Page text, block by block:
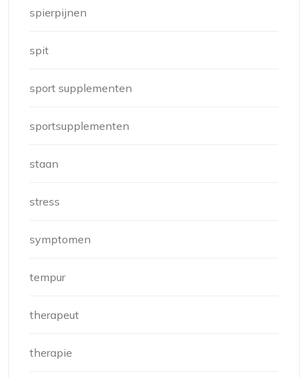
spierpijnen
spit
sport supplementen
sportsupplementen
staan
stress
symptomen
tempur
therapeut
therapie